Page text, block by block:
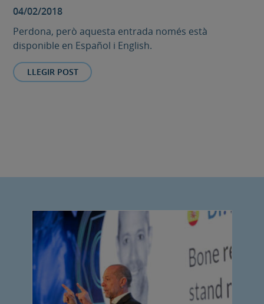
04/02/2018
Perdona, però aquesta entrada només està
disponible en Español i English.
LLEGIR POST